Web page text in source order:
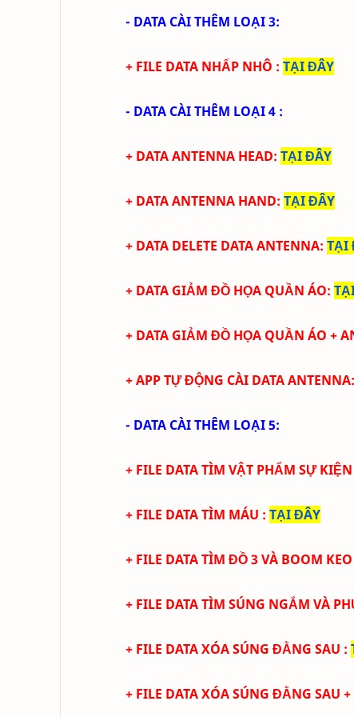
- DATA CÀI THÊM LOẠI 3:
+ FILE DATA NHẤP NHÔ : TẠI ĐÂY
- DATA CÀI THÊM LOẠI 4 :
+ DATA ANTENNA HEAD: TẠI ĐÂY
+ DATA ANTENNA HAND: TẠI ĐÂY
+ DATA DELETE DATA ANTENNA: TẠI
+ DATA GIẢM ĐỒ HỌA QUẦN ÁO:
+ DATA GIẢM ĐỒ HỌA QUẦN ÁO +
+APP TỰ ĐỘNG CÀI DATA ANTENNA:
- DATA CÀI THÊM LOẠI 5:
+ FILE DATA TÌM VẬT PHẨM SỰ KIỆN
+ FILE DATA TÌM MÁU : TẠI ĐÂY
+ FILE DATA TÌM ĐỒ 3 VÀ BOOM KEO
+ FILE DATA TÌM SÚNG NGẮM VÀ
+ FILE DATA XÓA SÚNG ĐẰNG SAU :
+ FILE DATA XÓA SÚNG ĐẰNG SAU